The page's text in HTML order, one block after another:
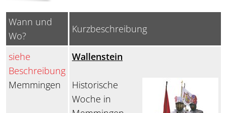
Wann und
Wo?
Kurzbeschreibung
siehe
Beschreibung
Memmingen
Wallenstein
Historische
Woche in